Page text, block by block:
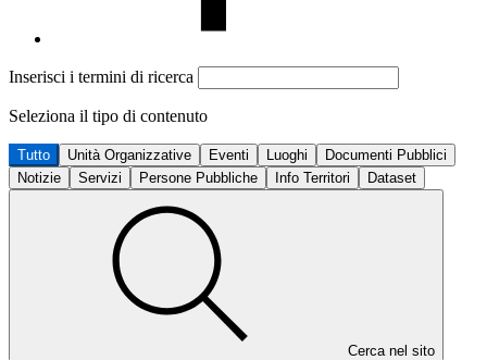
Inserisci i termini di ricerca
Seleziona il tipo di contenuto
Tutto Unità Organizzative Eventi Luoghi
Documenti Pubblici
Notizie
Servizi Persone Pubbliche Info Territori Dataset
Cerca nel sito